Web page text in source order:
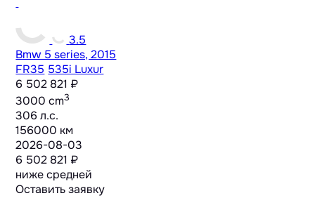
3.5
Bmw 5 series, 2015
FR35 535i Luxur
6 502 821 ₽
3000 cm3
306 л.с.
156000 км
2026-08-03
6 502 821 ₽
ниже средней
Оставить заявку